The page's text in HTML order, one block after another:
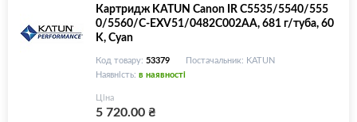
Картридж KATUN Canon IR C5535/5540/555
0/5560/C-EXV51/0482C002AA, 681 г/туба, 60
K, Cyan
Код товару: 53379
Постачальник: KATUN
Наявність: в наявності
Ціна
5 720.00₴